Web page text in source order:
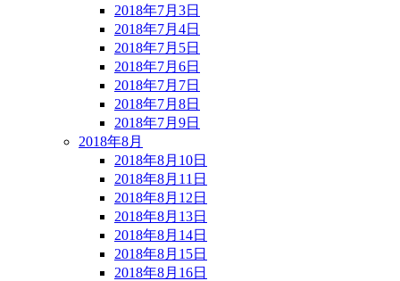
2018年7月3日
2018年7月4日
2018年7月5日
2018年7月6日
2018年7月7日
2018年7月8日
2018年7月9日
2018年8月
2018年8月10日
2018年8月11日
2018年8月12日
2018年8月13日
2018年8月14日
2018年8月15日
2018年8月16日